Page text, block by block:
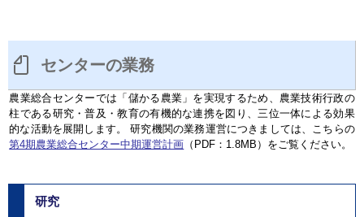
センターの業務
農業総合センターでは「儲かる農業」を実現するため、農業技術行政の
柱である研究・普及・教育の有機的な連携を図り、三位一体による効果
的な活動を展開します。 研究機関の業務運営につきましては、こちらの
第4期農業総合センター中期運営計画 （PDF：1.8MB）をご覧ください。
研究